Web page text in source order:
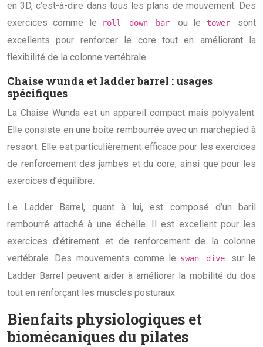
en 3D, c’est-à-dire dans tous les plans de mouvement. Des
exercices comme le
roll down bar ou le tower sont
excellents pour renforcer le core tout en améliorant la
flexibilité de la colonne vertébrale.
Chaise wunda et ladder barrel : usages
spécifiques
La Chaise Wunda est un appareil compact mais polyvalent.
Elle consiste en une boîte rembourrée avec un marchepied à
ressort. Elle est particulièrement efficace pour les exercices
de renforcement des jambes et du core, ainsi que pour les
exercices d’équilibre.
Le Ladder Barrel, quant à lui, est composé d’un baril
rembourré attaché à une échelle. Il est excellent pour les
exercices d’étirement et de renforcement de la colonne
vertébrale. Des mouvements comme le swan dive sur le
Ladder Barrel peuvent aider à améliorer la mobilité du dos
tout en renforçant les muscles posturaux.
Bienfaits physiologiques et
biomécaniques du pilates